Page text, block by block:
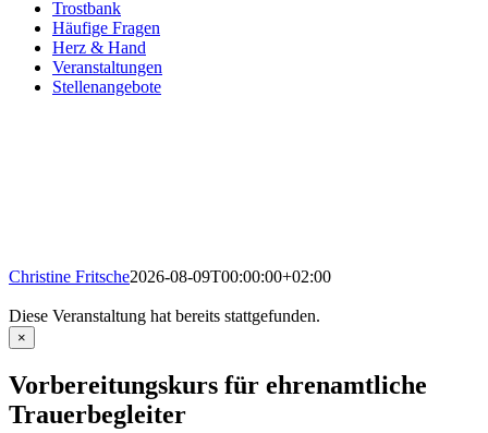
Trostbank
Häufige Fragen
Herz & Hand
Veranstaltungen
Stellenangebote
Christine Fritsche2026-08-09T00:00:00+02:00
Diese Veranstaltung hat bereits stattgefunden.
×
Vorbereitungskurs für ehrenamtliche
Trauerbegleiter